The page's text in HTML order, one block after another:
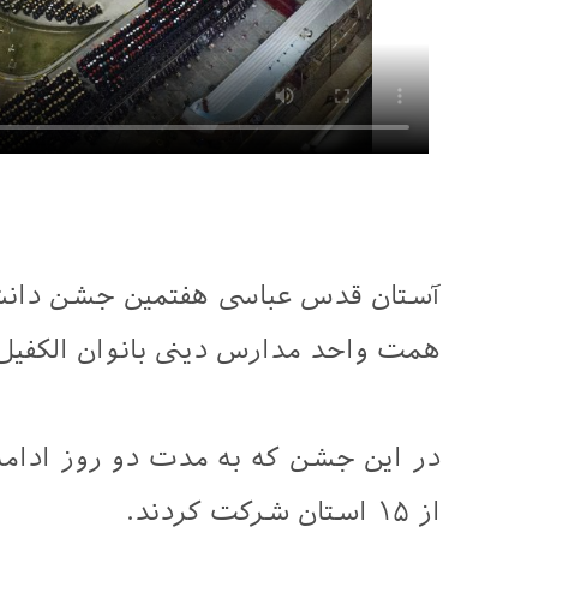
آستان قدس عباسی هفتمین جشن
همت واحد مدارس دینی بانوان
از ۱۵ استان شرکت کردند.